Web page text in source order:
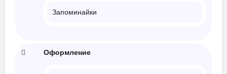
Запоминайки
Оформление